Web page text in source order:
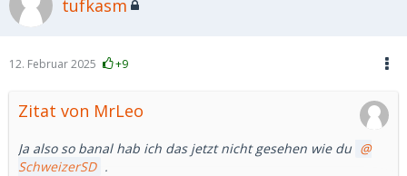
tufkasm
12. Februar 2025 +9
Zitat von MrLeo
Ja also so banal hab ich das jetzt nicht gesehen wie du
SchweizerSD .